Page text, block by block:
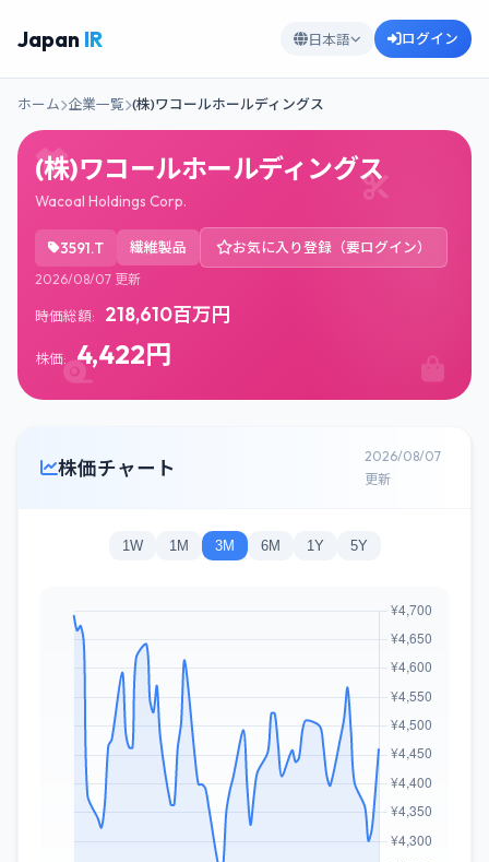
Japan IR 日本語 ログイン
ホーム 企業一覧 (株)ワコールホールディングス
(株)ワコールホールディングス
Wacoal Holdings Corp.
3591.T 繊維製品 お気に入り登録（要ログイン）
2026/08/07 更新
時価総額: 218,610百万円
株価: 4,422円
株価チャート
2026/08/07
更新
1W 1M 3M 6M 1Y 5Y